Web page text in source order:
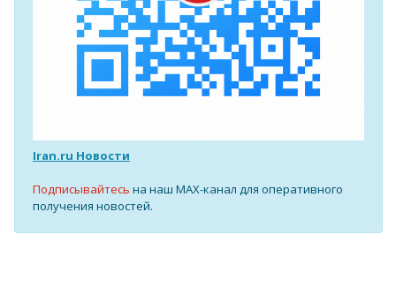
Iran.ru Новости
Подписывайтесь на наш MAX-канал для оперативного
получения новостей.